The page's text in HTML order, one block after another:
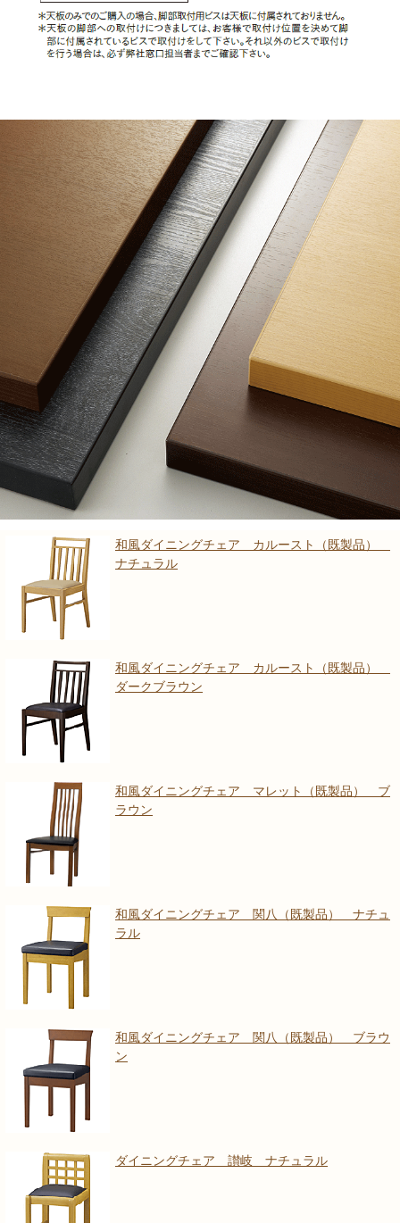
和風ダイニングチェア カルースト（既製品）
ナチュラル
和風ダイニングチェア カルースト（既製品）
ダークブラウン
和風ダイニングチェア マレット（既製品） ブ
ラウン
和風ダイニングチェア 関八（既製品） ナチュ
ラル
和風ダイニングチェア 関八（既製品） ブラウ
ン
ダイニングチェア 讃岐 ナチュラル